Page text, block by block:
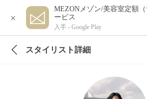
×
MEZONメゾン/美容室定額
ービス
入手 - Google Play
スタイリスト詳細